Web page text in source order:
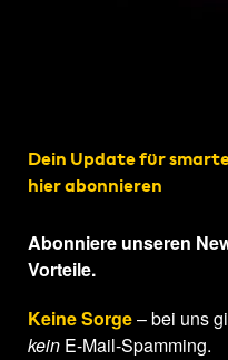
Dein Update für
hier abonnieren
Abonniere unseren
Vorteile.
Keine Sorge– bei uns
kein E-Mail-Spamming.